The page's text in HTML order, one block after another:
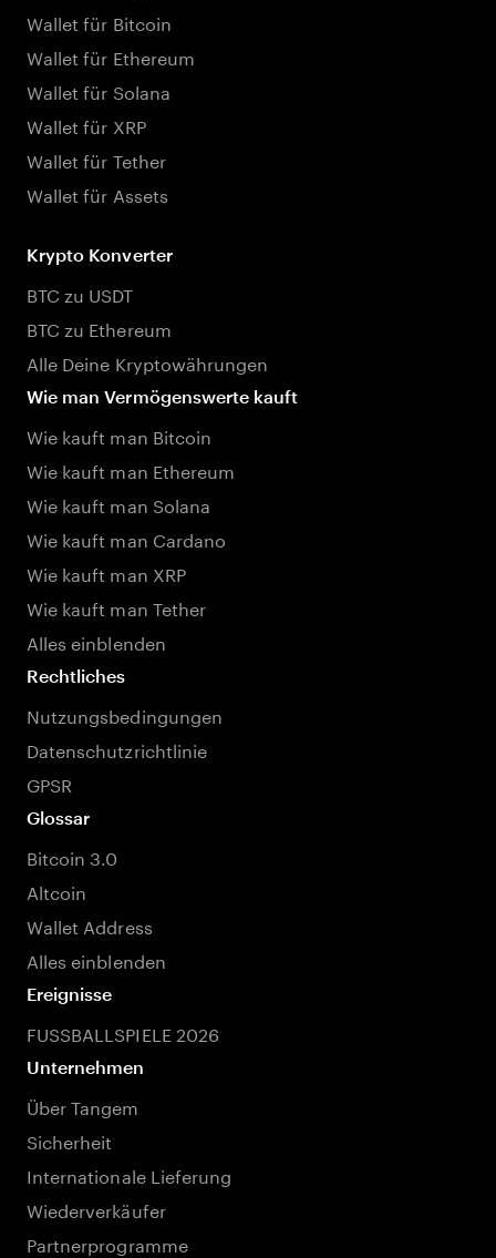
Wallet für Bitcoin
Wallet für Ethereum
Wallet für Solana
Wallet für XRP
Wallet für Tether
Wallet für Assets
Krypto Konverter
BTC zu USDT
BTC zu Ethereum
Alle Deine Kryptowährungen
Wie man Vermögenswerte kauft
Wie kauft man Bitcoin
Wie kauft man Ethereum
Wie kauft man Solana
Wie kauft man Cardano
Wie kauft man XRP
Wie kauft man Tether
Alles einblenden
Rechtliches
Nutzungsbedingungen
Datenschutzrichtlinie
GPSR
Glossar
Bitcoin 3.0
Altcoin
Wallet Address
Alles einblenden
Ereignisse
FUSSBALLSPIELE 2026
Unternehmen
Über Tangem
Sicherheit
Internationale Lieferung
Wiederverkäufer
Partnerprogramme